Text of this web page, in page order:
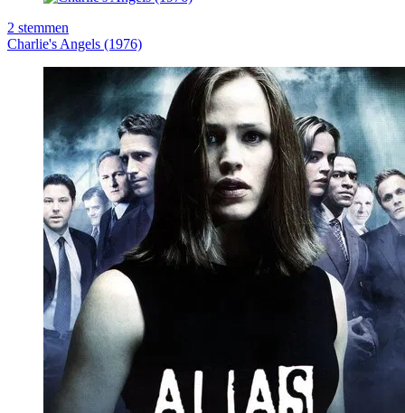
2 stemmen
Charlie's Angels (1976)